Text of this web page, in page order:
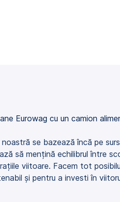
se bazează încă pe
să mențină echilibrul între
viitoare. Facem tot
și pentru a investi în